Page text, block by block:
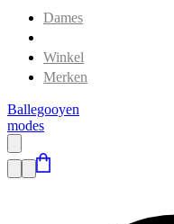
Dames
Winkel
Merken
Ballegooyen
modes